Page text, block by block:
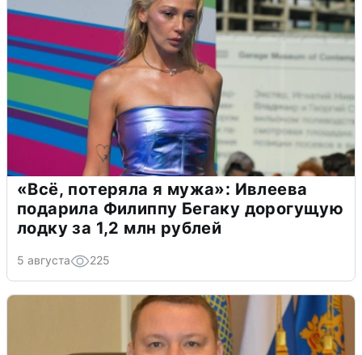
«Всё, потеряла я мужа»: Ивлеева
подарила Филиппу Бегаку дорогущую
лодку за 1,2 млн рублей
5 августа 225